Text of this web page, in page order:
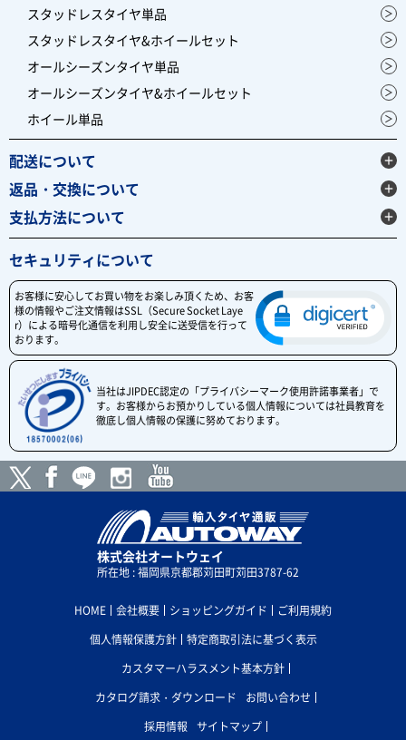
スタッドレスタイヤ単品
スタッドレスタイヤ&ホイールセット
オールシーズンタイヤ単品
オールシーズンタイヤ&ホイールセット
ホイール単品
配送について
返品・交換について
支払方法について
セキュリティについて
お客様に安心してお買い物をお楽しみ頂くため、お客
様の情報やご注文情報はSSL（Secure Socket Laye
r）による暗号化通信を利用し安全に送受信を行って
おります。
当社はJIPDEC認定の「プライバシーマーク使用許諾事業者」で
す。お客様からお預かりしている個人情報については社員教育を
徹底し個人情報の保護に努めております。
株式会社オートウェイ
所在地 : 福岡県京都郡苅田町苅田3787-62
HOME 会社概要 ショッピングガイド
ご利用規約
個人情報保護方針
特定商取引法に基づく表示
カスタマーハラスメント基本方針
カタログ請求・ダウンロード
お問い合わせ
採用情報
サイトマップ